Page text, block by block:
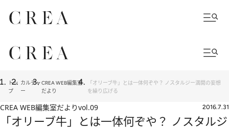
トッ
プ
カルチャ
ー
CREA WEB編集室
だより
「オリーブ牛」とは一体何ぞや？ ノスタルジー満開の妄想
を繰り広げる
CREA WEB編集室だよりvol.09 2016.7.31
「オリーブ牛」とは一体何ぞや？ ノスタルジ